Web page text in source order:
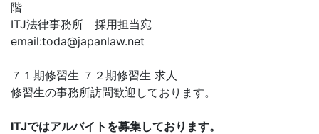
階
ITJ法律事務所 採用担当宛
email:toda@japanlaw.net
７１期修習生 ７２期修習生 求人
修習生の事務所訪問歓迎しております。
ITJではアルバイトを募集しております。